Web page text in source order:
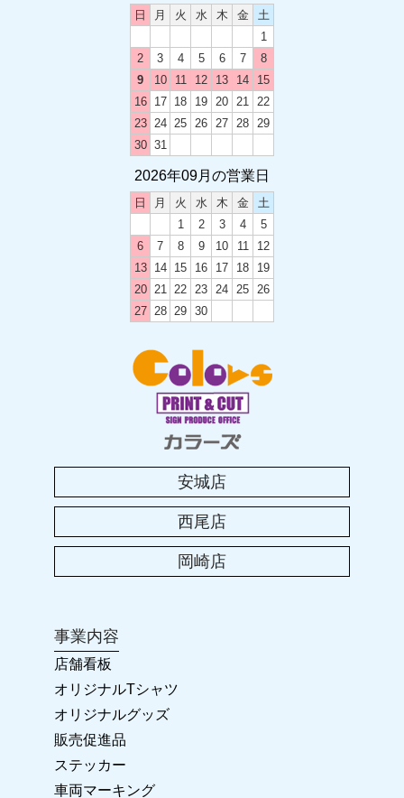
2024-2025 年末年始のお休み
土曜日の営業時間変更のお知らせ
2023-2024 年末年始のお休み
カラーズ西尾店移転のお知らせ
2023年 お盆休みのお知らせ
2023.04.25
2023年 ゴールデンウィークのお休み
2023.01.25
2022.11.23
2022-2023 年末年始のお休み
2022.04.28
カラーズ岡崎店 リニューアルオープン!!
日 月 火 水 木 金
土
1
2
3 4 5 6 7
8
9
10 11 12 13 14
15
16
17 18 19 20 21
22
23
24 25 26 27 28
29
30 31
2026年09月の営業日
日 月 火 水 木 金
土
1
2 3 4
5
6
7 8 9 10 11
12
13
14 15 16 17 18
19
20
21 22 23 24 25
26
27
28 29 30
安城店
西尾店
岡崎店
事業内容
店舗看板
オリジナルTシャツ
オリジナルグッズ
販売促進品
ステッカー
車両マーキング